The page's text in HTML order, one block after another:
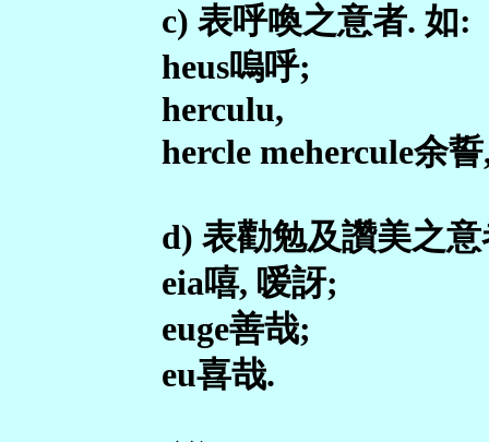
c) 表呼喚之意者. 如:
heus嗚呼;
herculu,
hercle mehercule余
d) 表勸勉及讚美之
eia嘻, 嗳訝;
euge善哉;
eu喜哉.